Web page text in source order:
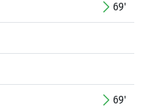
69'
69'